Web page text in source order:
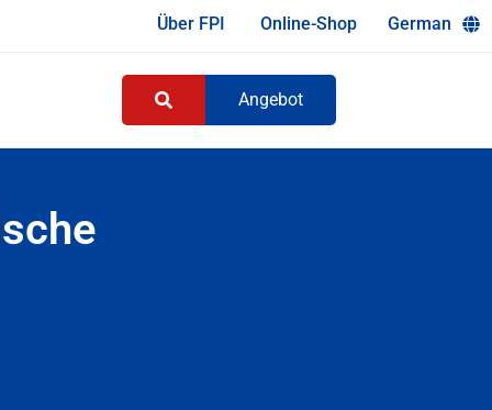
Über FPI Online-Shop German
Angebot